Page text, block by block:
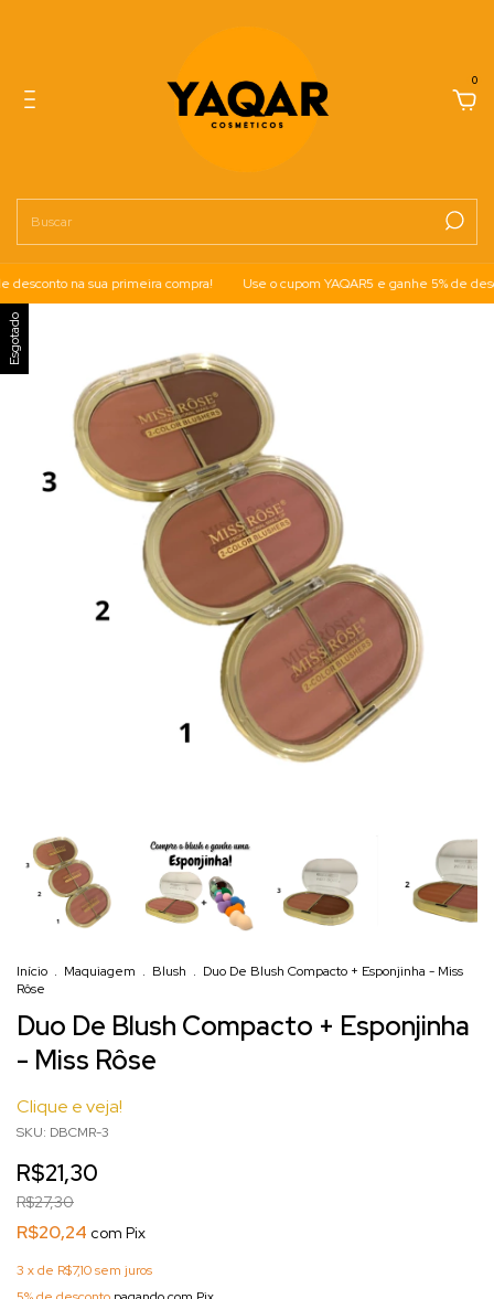
0
na sua primeira compra! Use o cupom YAQAR5 e ganhe 5% de
Esgotado
Início . Maquiagem . Blush . Duo De Blush Compacto + Esponjinha - Miss
Rôse
Duo De Blush Compacto + Esponjinha
- Miss Rôse
Clique e veja!
SKU: DBCMR-3
R$21,30
R$27,30
R$20,24 com Pix
3 x de R$7,10sem juros